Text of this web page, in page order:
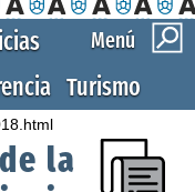
Menú
Turismo
la